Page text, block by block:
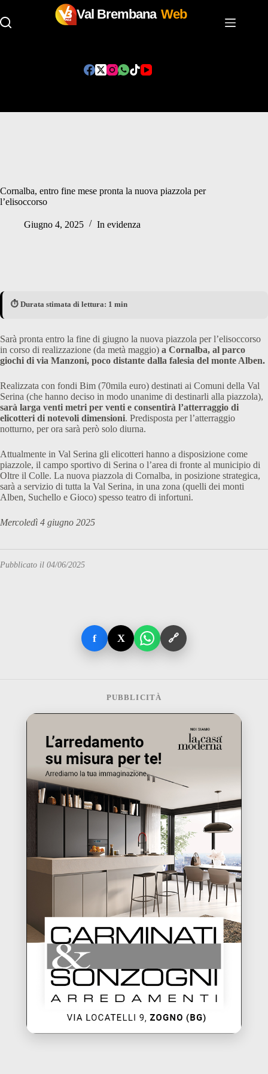
Val Brembana Web
Cornalba, entro fine mese pronta la nuova piazzola per
l’elisoccorso
Giugno 4, 2025 In evidenza
⏱️ Durata stimata di lettura: 1 min
Sarà pronta entro la fine di giugno la nuova piazzola per l’elisoccorso
in corso di realizzazione (da metà maggio) a Cornalba, al parco
giochi di via Manzoni, poco distante dalla falesia del monte Alben.
Realizzata con fondi Bim (70mila euro) destinati ai Comuni della Val
Serina (che hanno deciso in modo unanime di destinarli alla piazzola),
sarà larga venti metri per venti e consentirà l’atterraggio di
elicotteri di notevoli dimensioni. Predisposta per l’atterraggio
notturno, per ora sarà però solo diurna.
Attualmente in Val Serina gli elicotteri hanno a disposizione come
piazzole, il campo sportivo di Serina o l’area di fronte al municipio di
Oltre il Colle. La nuova piazzola di Cornalba, in posizione strategica,
sarà a servizio di tutta la Val Serina, in una zona (quelli dei monti
Alben, Suchello e Gioco) spesso teatro di infortuni.
Mercoledì 4 giugno 2025
Pubblicato il 04/06/2025
f X 🔗
PUBBLICITÀ